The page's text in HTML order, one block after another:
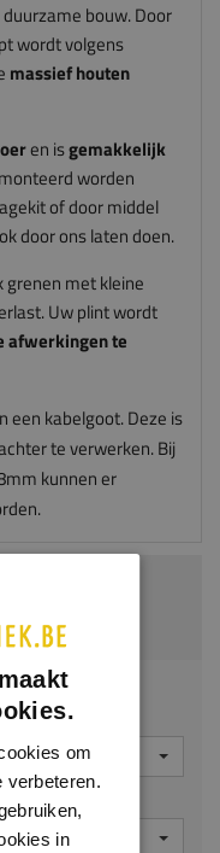
bouw. Door
wordt volgens
massief houten
en isgemakkelijk
worden
of door middel
door ons laten doen.
grenen met kleine
Uw plint wordt
afwerkingen te
een kabelgoot. Deze is
te verwerken. Bij
kunnen er
om
verbeteren.
in